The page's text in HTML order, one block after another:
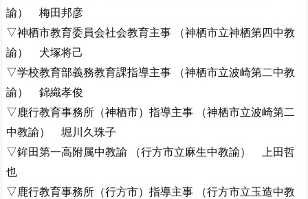
諭） 梅田邦彦
▽神栖市教育委員会社会教育主事 （神栖市立神栖第四中教
諭） 犬塚将己
▽学校教育部義務教育課指導主事 （神栖市立波崎第二中教
諭） 錦織孝俊
▽鹿行教育事務所（神栖市）指導主事 （神栖市立波崎第二
中教諭） 堀川久珠子
▽鉾田第一高附属中教諭 （行方市立麻生中教諭） 上田哲
也
▽鹿行教育事務所（行方市）指導主事 （行方市立玉造中教